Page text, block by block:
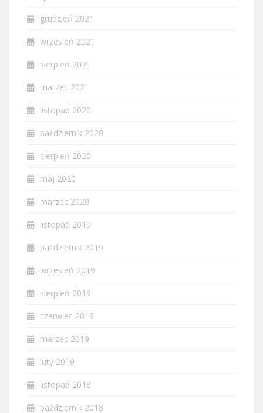
grudzień 2021
wrzesień 2021
sierpień 2021
marzec 2021
listopad 2020
październik 2020
sierpień 2020
maj 2020
marzec 2020
listopad 2019
październik 2019
wrzesień 2019
sierpień 2019
czerwiec 2019
marzec 2019
luty 2019
listopad 2018
październik 2018